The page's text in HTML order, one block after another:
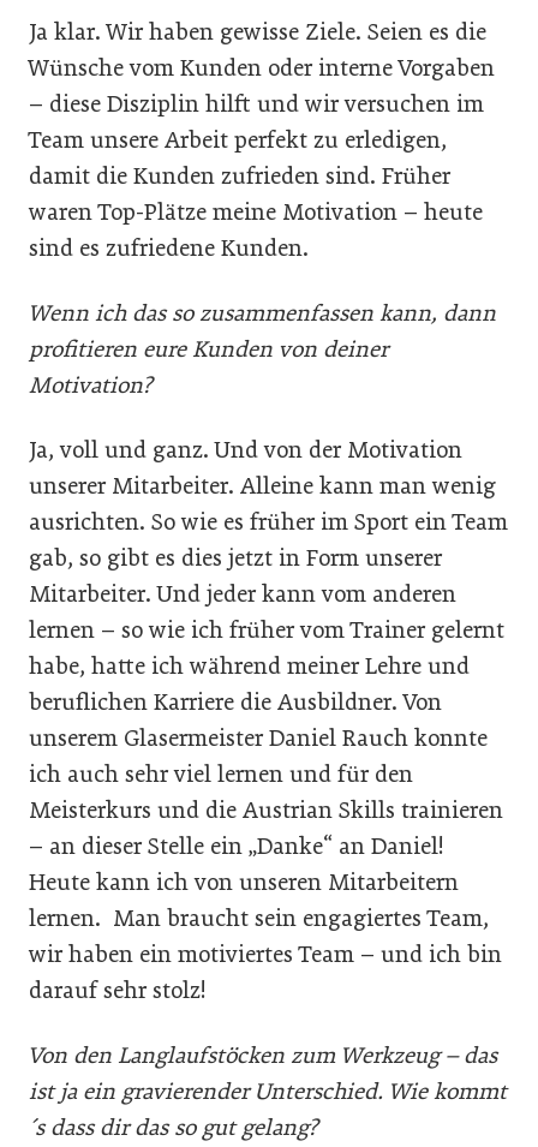
Ja klar. Wir haben gewisse Ziele. Seien es die
Wünsche vom Kunden oder interne Vorgaben
– diese Disziplin hilft und wir versuchen im
Team unsere Arbeit perfekt zu erledigen,
damit die Kunden zufrieden sind. Früher
waren Top-Plätze meine Motivation – heute
sind es zufriedene Kunden.
Wenn ich das so zusammenfassen kann, dann
profitieren eure Kunden von deiner
Motivation?
Ja, voll und ganz. Und von der Motivation
unserer Mitarbeiter. Alleine kann man wenig
ausrichten. So wie es früher im Sport ein Team
gab, so gibt es dies jetzt in Form unserer
Mitarbeiter. Und jeder kann vom anderen
lernen – so wie ich früher vom Trainer gelernt
habe, hatte ich während meiner Lehre und
beruflichen Karriere die Ausbildner. Von
unserem Glasermeister Daniel Rauch konnte
ich auch sehr viel lernen und für den
Meisterkurs und die Austrian Skills trainieren
– an dieser Stelle ein „Danke“ an Daniel!
Heute kann ich von unseren Mitarbeitern
lernen. Man braucht sein engagiertes Team,
wir haben ein motiviertes Team – und ich bin
darauf sehr stolz!
Von den Langlaufstöcken zum Werkzeug – das
ist ja ein gravierender Unterschied. Wie kommt
´s dass dir das so gut gelang?